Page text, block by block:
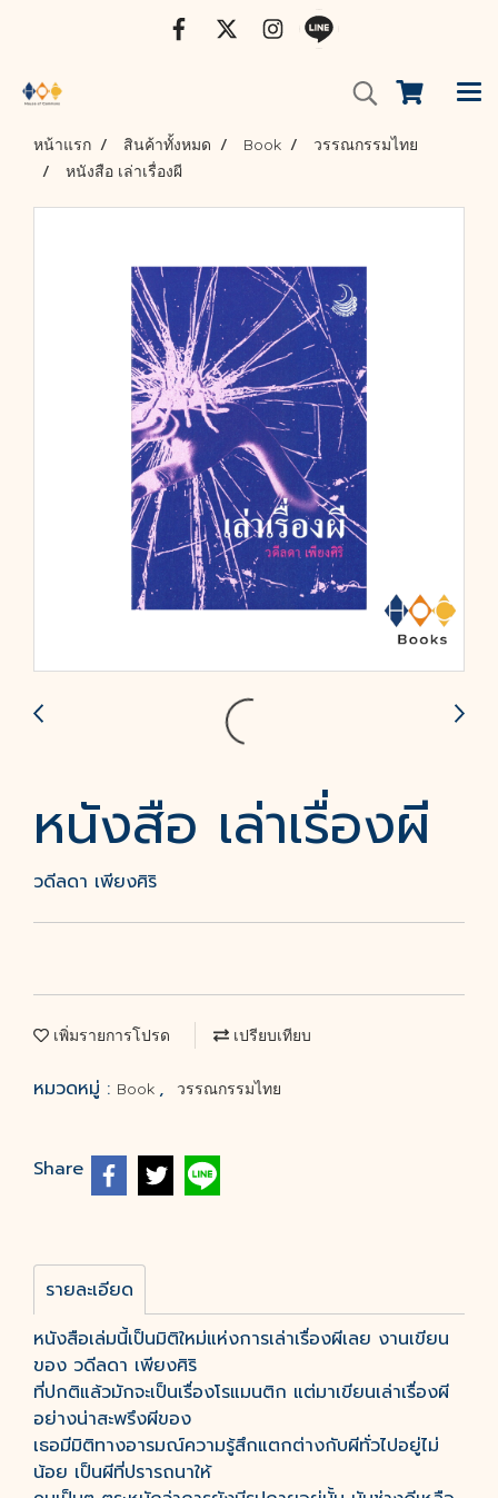
หน้าแรก สินค้าทั้งหมด Book
วรรณกรรมไทย
หนังสือ เล่าเรื่องผี
หนังสือ เล่าเรื่องผี
วดีลดา เพียงศิริ
เพิ่มรายการโปรด เปรียบเทียบ
หมวดหมู่ : Book , วรรณกรรมไทย
Share
รายละเอียด
หนังสือเล่มนี้เป็นมิติใหม่แห่งการเล่าเรื่องผีเลย งานเขียน
ของ วดีลดา เพียงศิริ
ที่ปกติแล้วมักจะเป็นเรื่องโรแมนติก แต่มาเขียนเล่าเรื่องผี
อย่างน่าสะพรึงผีของ
เธอมีมิติทางอารมณ์ความรู้สึกแตกต่างกับผีทั่วไปอยู่ไม่
น้อย เป็นผีที่ปรารถนาให้